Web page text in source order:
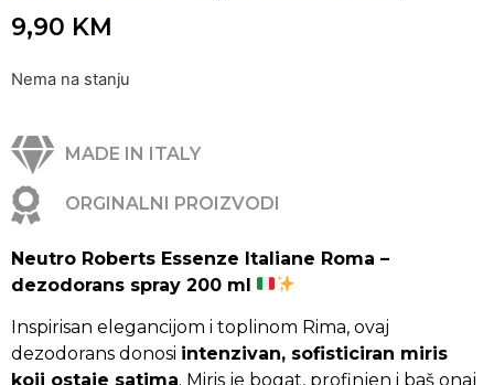
9,90 KM
Nema na stanju
MADE IN ITALY
ORGINALNI PROIZVODI
Neutro Roberts Essenze Italiane Roma –
dezodorans spray 200 ml
Inspirisan elegancijom i toplinom Rima, ovaj
dezodorans donosi intenzivan, sofisticiran miris
koji ostaje satima. Miris je bogat, profinjen i baš onaj